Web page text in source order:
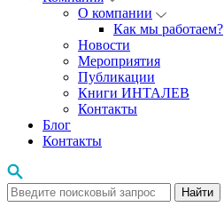
О компании
Как мы работаем?
Новости
Мероприятия
Публикации
Книги ИНТАЛЕВ
Контакты
Блог
Контакты
Найти